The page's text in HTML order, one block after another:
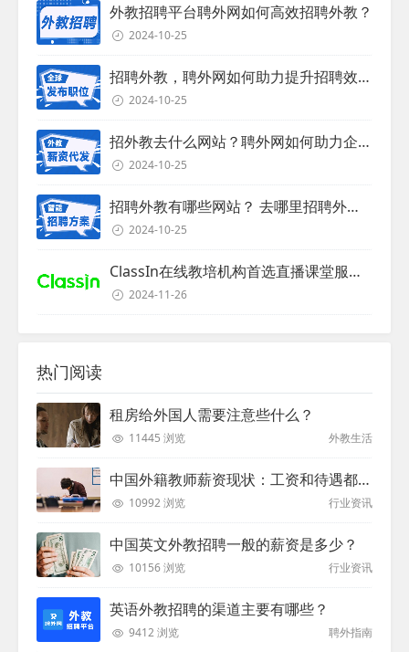
外教招聘平台聘外网如何高效招聘外教？
2024-10-25
招聘外教，聘外网如何助力提升招聘效率？
2024-10-25
招外教去什么网站？聘外网如何助力企业外教招聘
2024-10-25
招聘外教有哪些网站？ 去哪里招聘外教？
2024-10-25
ClassIn在线教培机构首选直播课堂服务商
2024-11-26
热门阅读
租房给外国人需要注意些什么？
11445 浏览 外教生活
中国外籍教师薪资现状：工资和待遇都非常高
10992 浏览 行业资讯
中国英文外教招聘一般的薪资是多少？
10156 浏览 行业资讯
英语外教招聘的渠道主要有哪些？
9412 浏览 聘外指南